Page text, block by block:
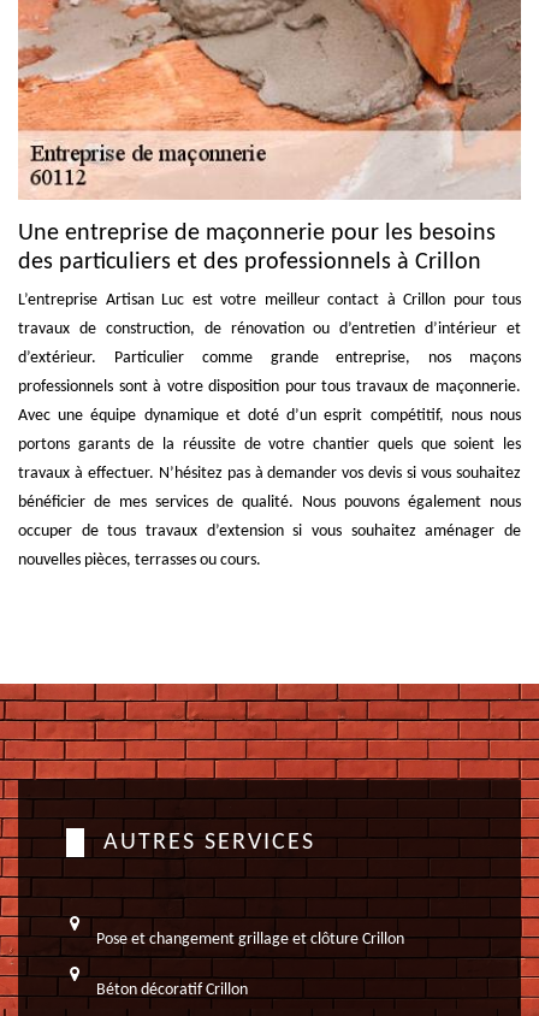
Une entreprise de maçonnerie pour les besoins
des particuliers et des professionnels à Crillon
L’entreprise Artisan Luc est votre meilleur contact à Crillon pour tous
travaux de construction, de rénovation ou d’entretien d’intérieur et
d’extérieur. Particulier comme grande entreprise, nos maçons
professionnels sont à votre disposition pour tous travaux de maçonnerie.
Avec une équipe dynamique et doté d’un esprit compétitif, nous nous
portons garants de la réussite de votre chantier quels que soient les
travaux à effectuer. N’hésitez pas à demander vos devis si vous souhaitez
bénéficier de mes services de qualité. Nous pouvons également nous
occuper de tous travaux d’extension si vous souhaitez aménager de
nouvelles pièces, terrasses ou cours.
AUTRES SERVICES
Pose et changement grillage et clôture Crillon
Béton décoratif Crillon